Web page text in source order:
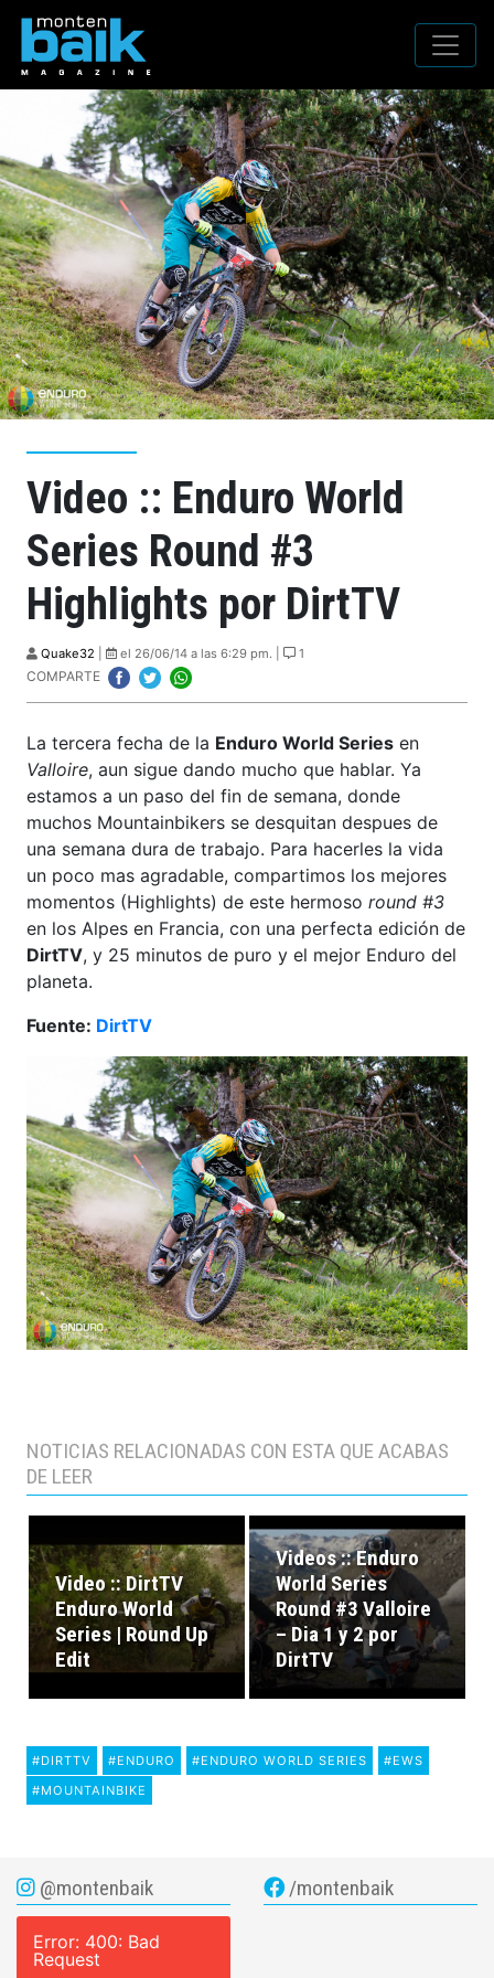
Video :: Enduro World
Series Round #3
Highlights por DirtTV
Quake32 el 26/06/14 a las 6:29 pm. | 1
COMPARTE
La tercera fecha de la Enduro World Series en
Valloire, aun sigue dando mucho que hablar. Ya
estamos a un paso del fin de semana, donde
muchos Mountainbikers se desquitan despues de
una semana dura de trabajo. Para hacerles la vida
un poco mas agradable, compartimos los mejores
momentos (Highlights) de este hermoso round #3
en los Alpes en Francia, con una perfecta edición de
DirtTV, y 25 minutos de puro y el mejor Enduro del
planeta.
Fuente: DirtTV
NOTICIAS RELACIONADAS CON ESTA QUE ACABAS
DE LEER
Video :: DirtTV
Enduro World
Series | Round Up
Edit
Videos :: Enduro
World Series
Round #3 Valloire
– Dia 1 y 2 por
DirtTV
#DIRTTV #ENDURO #ENDURO WORLD SERIES
#EWS
#MOUNTAINBIKE
@montenbaik
Error: 400: Bad
Request
/montenbaik